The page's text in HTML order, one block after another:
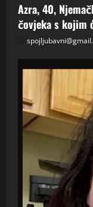
Azra, 40,
čovjeka s kojim